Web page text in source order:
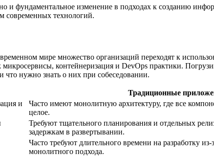
и фундаментальное изменение в подходах к созданию
современных технологий.
мире множество организаций переходят к
контейнеризация и DevOps практики.
нужно знать о них при собеседовании.
Традиционные
и
Часто имеют монолитную архитектуру, где все
целое.
Требуют тщательного планирования и отдельных
задержкам в развертывании.
Часто требуют длительного времени на разработку
монолитного подхода.